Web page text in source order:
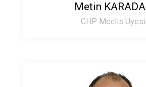
Metin
CHP Meclis Üyesi